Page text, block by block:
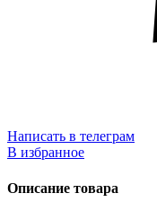
Написать в телеграм
В избранное
Описание товара